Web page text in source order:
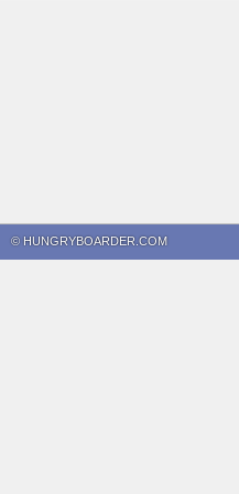
© HUNGRYBOARDER.COM